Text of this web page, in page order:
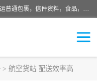
武汉本泰航空服务有限公司，专业服务航空托运普通包裹，信件资料，食品，服装，快消品等运输的专线空运，完善的网络服务确保为客户提供准确、*、安全的“门对门”服务，本着“诚信为本、精诚合作”的服务宗旨.“以安全运输为保障，以运价合理要求市场”的经营理念。武汉机场货运、武汉航空物流、武汉空运、武汉天河国际机场东方、南方、国际航空、机场空运业务覆盖国内二三线机场城市，如：武汉-敦煌、武汉-柳州等
> 航空货站 配送效率高